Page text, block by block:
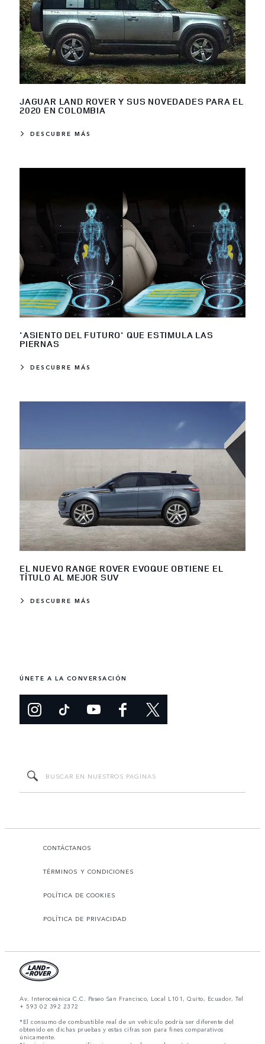
JAGUAR LAND ROVER Y SUS NOVEDADES PARA EL
2020 EN COLOMBIA
DESCUBRE MÁS
'ASIENTO DEL FUTURO' QUE ESTIMULA LAS
PIERNAS
DESCUBRE MÁS
EL NUEVO RANGE ROVER EVOQUE OBTIENE EL
TÍTULO AL MEJOR SUV
DESCUBRE MÁS
ÚNETE A LA CONVERSACIÓN
CONTÁCTANOS
TÉRMINOS Y CONDICIONES
POLÍTICA DE COOKIES
POLÍTICA DE PRIVACIDAD
Av. Interoceánica C.C. Paseo San Francisco, Local L101, Quito, Ecuador, Tel
+ 593 02 392 2372
*El consumo de combustible real de un vehículo podría ser diferente del
obtenido en dichas pruebas y estas cifras son para fines comparativos
únicamente.